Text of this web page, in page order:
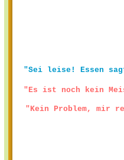
"Sei leise! Essen
"Es ist noch kein
"Kein Problem, mir